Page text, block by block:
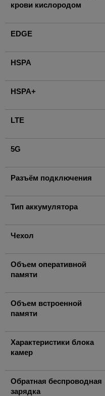
крови кислородом
EDGE
HSPA
HSPA+
LTE
5G
Разъём подключения
Тип аккумулятора
Чехол
Объем оперативной
памяти
Объем встроенной
памяти
Характеристики блока
камер
Обратная беспроводная
зарядка